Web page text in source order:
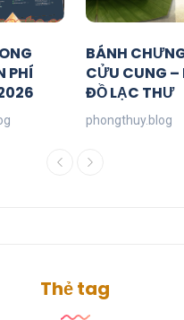
PHÍ
BÁNH
CỬU CUNG –
ĐỒ LẠC THƯ
phongthuy.blog
Thẻ tag